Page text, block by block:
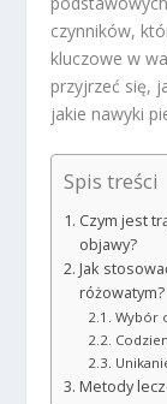
czynników,
kluczowe w
przyjrzeć się,
jakie nawyki
Spis treści
Czym jest
objawy?
Jak
różowatym?
Wybór
Metody